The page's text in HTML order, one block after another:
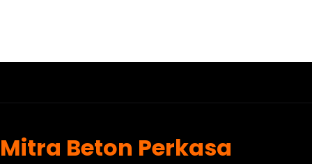
Mitra Beton Perkasa